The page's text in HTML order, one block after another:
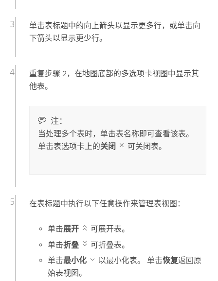
单击表标题中的向上箭头以显示更多行，或单击向
下箭头以显示更少行。
重复步骤 2，在地图底部的多选项卡视图中显示其
他表。
注：
当处理多个表时，单击表名称即可查看该表。
单击表选项卡上的关闭 可关闭表。
在表标题中执行以下任意操作来管理表视图：
单击展开
可展开表。
单击折叠
可折叠表。
单击最小化 以最小化表。 单击恢复返回原
始表视图。